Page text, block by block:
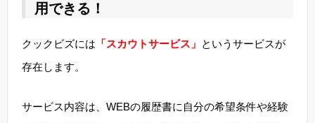
用できる！
クックビズには 「スカウトサービス」 というサービスが
存在します。
サービス内容は、WEBの履歴書に自分の希望条件や経験